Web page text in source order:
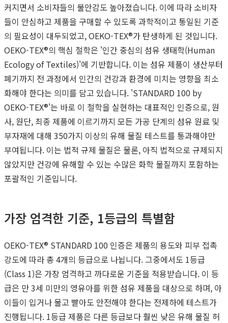
커지면서 소비자들의 불안감도 높아졌습니다. 이에 따라 소비자
들이 안심하고 제품을 구매할 수 있도록 과학적이고 통일된 기준
의 필요성이 대두되었고, OEKO-TEX®가 탄생하게 된 것입니다.
OEKO-TEX®의 핵심 철학은 '인간 중심의 섬유 생태학(Human
Ecology of Textiles)'에 기반합니다. 이는 섬유 제품이 생산부터
폐기까지 전 과정에서 인간의 건강과 환경에 미치는 영향을 최소
화해야 한다는 의미를 담고 있습니다. 'STANDARD 100 by
OEKO-TEX®'는 바로 이 철학을 실현하는 대표적인 인증으로, 원
사, 원단, 최종 제품에 이르기까지 모든 가공 단계의 섬유 원료 및
부자재에 대해 350가지 이상의 유해 물질 테스트를 통과해야만
부여됩니다. 이는 법적 규제 물질은 물론, 아직 법적으로 규제되지
않았지만 건강에 유해할 수 있는 수많은 화학 물질까지 포함하는
포괄적인 기준입니다.
가장 엄격한 기준, 1등급의 특별함
OEKO-TEX® STANDARD 100 인증은 제품의 용도와 피부 접촉
강도에 따라 총 4개의 등급으로 나뉩니다. 그중에서도 1등급
(Class 1)은 가장 엄격하고 까다로운 기준을 적용받습니다. 이 등
급은 만 3세 미만의 영유아를 위한 섬유 제품을 대상으로 하며, 아
이들이 입거나 물고 빨아도 안전해야 한다는 전제하에 테스트가
진행됩니다. 1등급 제품은 다른 등급보다 훨씬 낮은 유해 물질 허